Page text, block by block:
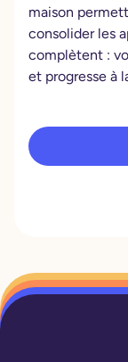
maison
consolider les
complètent :
et progresse à